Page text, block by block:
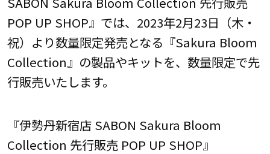
POP UP SHOP』では、2023年2月23日（木・
祝）より数量限定発売となる『Sakura Bloom
Collection』の製品やキットを、数量限定で先
行販売いたします。
『伊勢丹新宿店 SABON Sakura Bloom
Collection 先行販売 POP UP SHOP』